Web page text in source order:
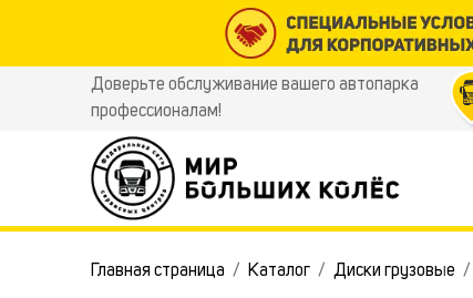
Доверьте обслуживание вашего автопарка
профессионалам!
Главная страница Каталог Диски грузовые